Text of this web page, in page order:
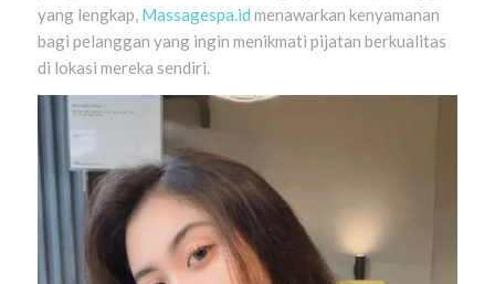
yang lengkap, Massagespa.id menawarkan kenyamanan
bagi pelanggan yang ingin menikmati pijatan berkualitas
di lokasi mereka sendiri.